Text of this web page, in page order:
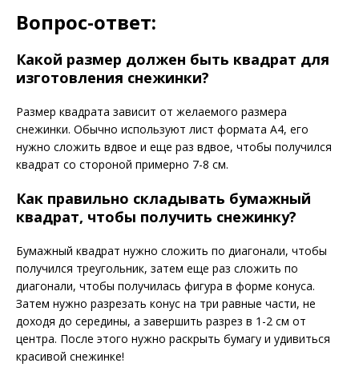
Вопрос-ответ:
Какой размер должен быть квадрат для
изготовления снежинки?
Размер квадрата зависит от желаемого размера
снежинки. Обычно используют лист формата А4, его
нужно сложить вдвое и еще раз вдвое, чтобы получился
квадрат со стороной примерно 7-8 см.
Как правильно складывать бумажный
квадрат, чтобы получить снежинку?
Бумажный квадрат нужно сложить по диагонали, чтобы
получился треугольник, затем еще раз сложить по
диагонали, чтобы получилась фигура в форме конуса.
Затем нужно разрезать конус на три равные части, не
доходя до середины, а завершить разрез в 1-2 см от
центра. После этого нужно раскрыть бумагу и удивиться
красивой снежинке!